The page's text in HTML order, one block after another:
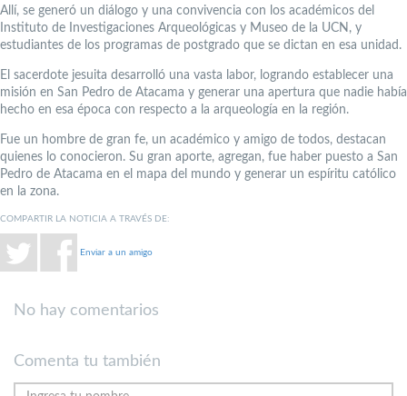
Allí, se generó un diálogo y una convivencia con los académicos del
Instituto de Investigaciones Arqueológicas y Museo de la UCN, y
estudiantes de los programas de postgrado que se dictan en esa unidad.
El sacerdote jesuita desarrolló una vasta labor, logrando establecer una
misión en San Pedro de Atacama y generar una apertura que nadie había
hecho en esa época con respecto a la arqueología en la región.
Fue un hombre de gran fe, un académico y amigo de todos, destacan
quienes lo conocieron. Su gran aporte, agregan, fue haber puesto a San
Pedro de Atacama en el mapa del mundo y generar un espíritu católico
en la zona.
COMPARTIR LA NOTICIA A TRAVÉS DE:
Enviar a un amigo
No hay comentarios
Comenta tu también